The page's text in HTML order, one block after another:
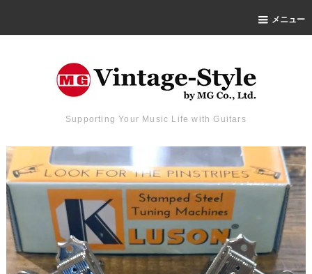
メニュー
Supporting Your Music Life with Guitars